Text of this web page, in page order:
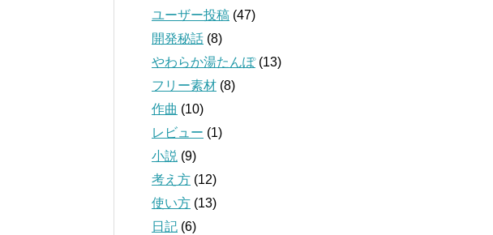
ユーザー投稿 (47)
開発秘話 (8)
やわらか湯たんぽ(13)
フリー素材 (8)
作曲 (10)
レビュー (1)
小説 (9)
考え方 (12)
使い方 (13)
日記 (6)